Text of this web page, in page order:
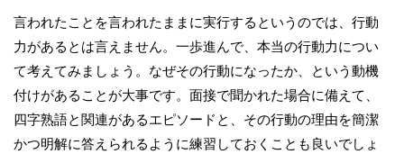
言われたことを言われたままに実行するというのでは、行動
力があるとは言えません。一歩進んで、本当の行動力につい
て考えてみましょう。なぜその行動になったか、という動機
付けがあることが大事です。面接で聞かれた場合に備えて、
四字熟語と関連があるエピソードと、その行動の理由を簡潔
かつ明解に答えられるように練習しておくことも良いでしょ